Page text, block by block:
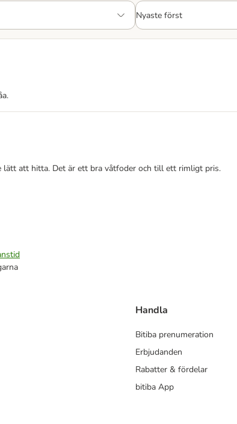
att hitta. Det är ett bra våtfoder och till ett rimligt pris.
Handla
Bitiba prenumeration
Erbjudanden
Rabatter & fördelar
bitiba App